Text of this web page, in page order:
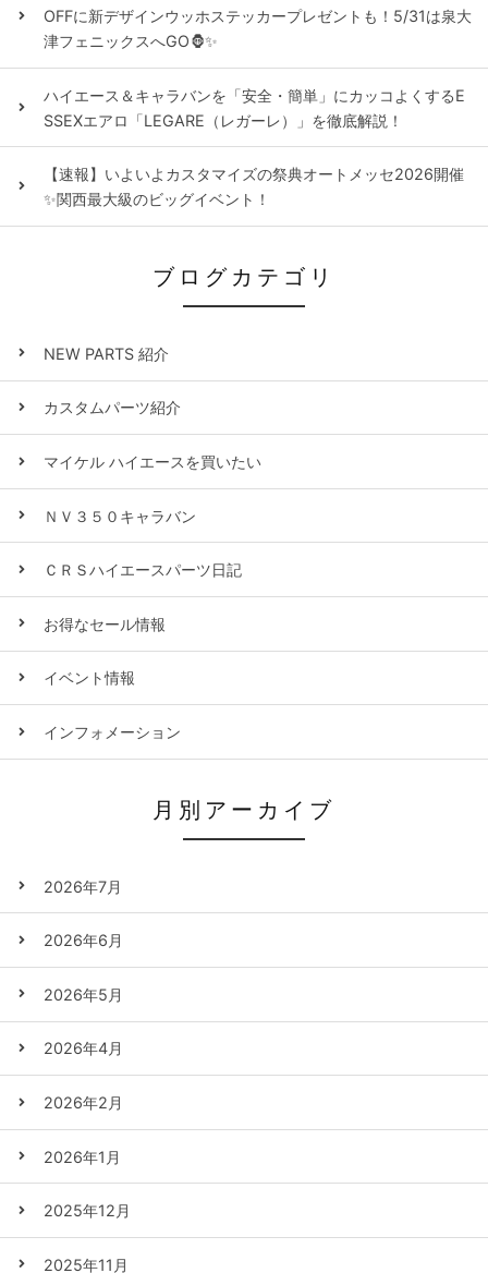
OFFに新デザインウッホステッカープレゼントも！5/31は泉大
津フェニックスへGO🦍✨
ハイエース＆キャラバンを「安全・簡単」にカッコよくするE
SSEXエアロ「LEGARE（レガーレ）」を徹底解説！
【速報】いよいよカスタマイズの祭典オートメッセ2026開催
✨関西最大級のビッグイベント！
ブログカテゴリ
NEW PARTS 紹介
カスタムパーツ紹介
マイケル ハイエースを買いたい
ＮＶ３５０キャラバン
ＣＲＳハイエースパーツ日記
お得なセール情報
イベント情報
インフォメーション
月別アーカイブ
2026年7月
2026年6月
2026年5月
2026年4月
2026年2月
2026年1月
2025年12月
2025年11月